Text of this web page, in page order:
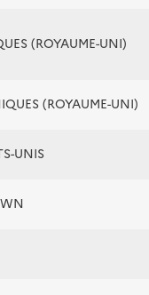
(ROYAUME-UNI)
(ROYAUME-UNI)
UNIS